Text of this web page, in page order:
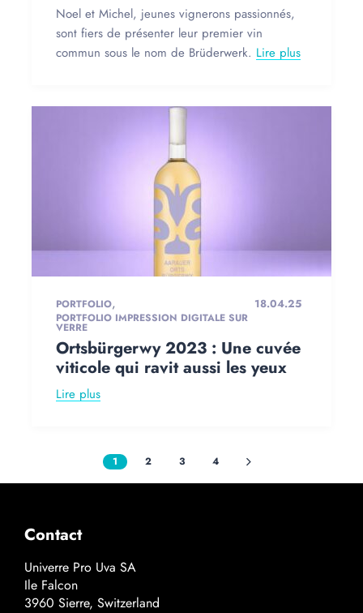
Noel et Michel, jeunes vignerons passionnés,
sont fiers de présenter leur premier vin
commun sous le nom de Brüderwerk. Lire plus
PORTFOLIO,
PORTFOLIO IMPRESSION DIGITALE SUR
VERRE
18.04.25
Ortsbürgerwy 2023 : Une cuvée
viticole qui ravit aussi les yeux
Lire plus
1 2 3 4
Contact
Univerre Pro Uva SA
Ile Falcon
3960 Sierre, Switzerland